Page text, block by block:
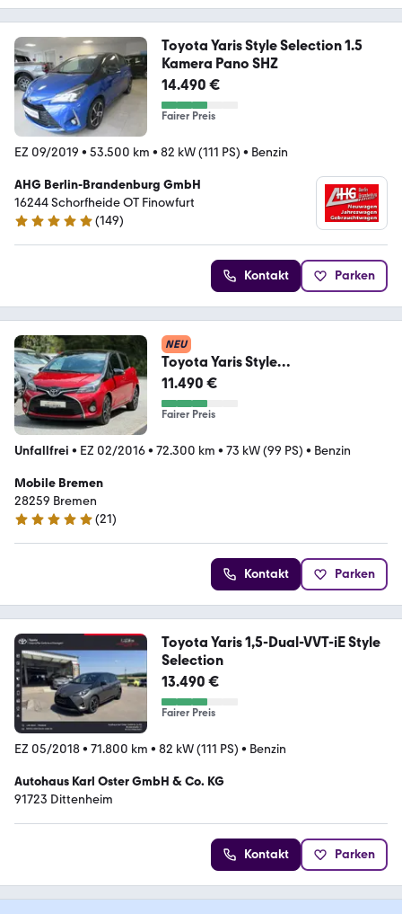
Toyota Yaris Style Selection 1.5
Kamera Pano SHZ
14.490 €
Fairer Preis
EZ 09/2019 • 53.500 km • 82 kW (111 PS) • Benzin
AHG Berlin-Brandenburg GmbH
16244 Schorfheide OT Finowfurt
4.9 Sterne
(149)
Kontakt Parken
NEU
Toyota Yaris Style
CAM*GRA*KEYLESS*SITZHZG.
11.490 €
Fairer Preis
Unfallfrei • EZ 02/2016• 72.300 km • 73 kW (99 PS) • Benzin
Mobile Bremen
28259 Bremen
4.9 Sterne
(21)
Kontakt Parken
Toyota Yaris 1,5-Dual-VVT-iE Style
Selection
13.490 €
Fairer Preis
EZ 05/2018• 71.800 km • 82 kW (111 PS) • Benzin
Autohaus Karl Oster GmbH & Co. KG
91723 Dittenheim
Kontakt Parken